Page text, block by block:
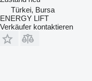
Türkei, Bursa
ENERGY LIFT
Verkäufer kontaktieren